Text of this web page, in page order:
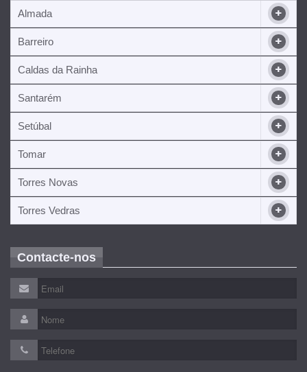
Almada
Barreiro
Caldas da Rainha
Santarém
Setúbal
Tomar
Torres Novas
Torres Vedras
Contacte-nos